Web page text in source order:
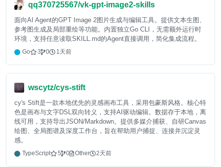
qq370725567/vk-gpt-image2-skills
面向AI Agent的GPT Image 2图片生成与编辑工具。提供文本生图、
参考图生成及局部重绘等功能。内置独立Go CLI，无需额外运行时
环境，支持任意读取SKILL.md的Agent直接调用，简化集成流程。
Go 3 0 1天前
wscytz/cys-stift
cy's Stift是一款本地优先的灵感画布工具，采用包豪斯风格。核心特
色是画布与文字DSL双向转义，支持AI驱动编辑。数据存于本地，离
线可用，支持导出JSON/Markdown。提供多媒介捕获、自研Canvas
绘图、全局图谱及深度工作台，旨在帮助用户捕捉、连接并沉淀灵
感。
TypeScript 5 0 Other 2天前